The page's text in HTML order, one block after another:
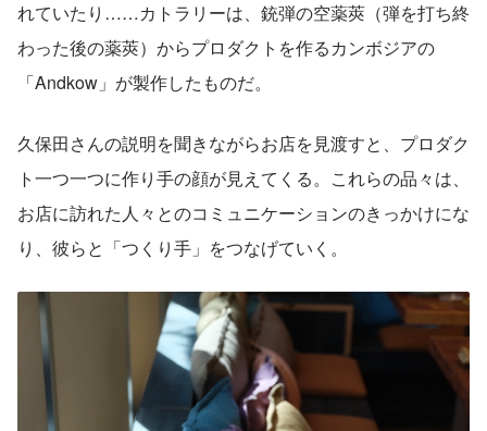
れていたり……カトラリーは、銃弾の空薬莢（弾を打ち終
わった後の薬莢）からプロダクトを作るカンボジアの
「Andkow」が製作したものだ。
久保田さんの説明を聞きながらお店を見渡すと、プロダク
ト一つ一つに作り手の顔が見えてくる。これらの品々は、
お店に訪れた人々とのコミュニケーションのきっかけにな
り、彼らと「つくり手」をつなげていく。